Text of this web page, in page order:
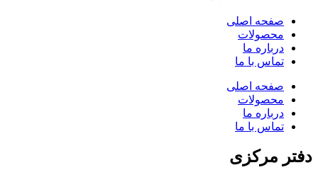
صفحه اصلی
محصولات
درباره ما
تماس با ما
صفحه اصلی
محصولات
درباره ما
تماس با ما
دفتر مرکزی